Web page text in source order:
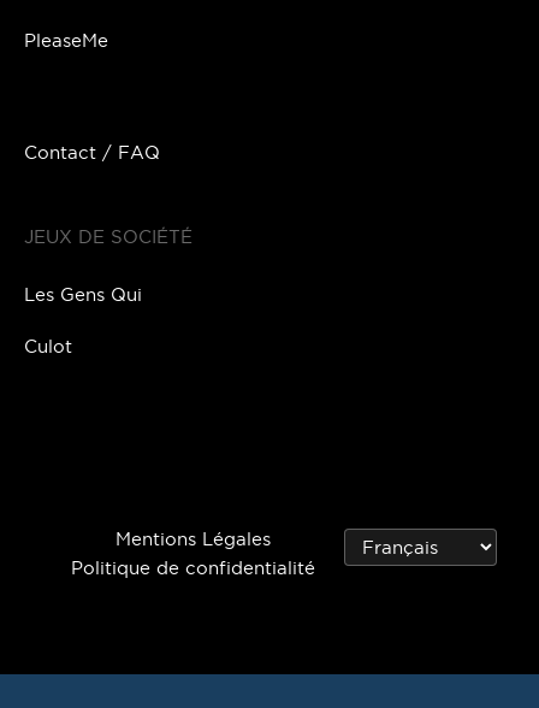
PleaseMe
Contact / FAQ
JEUX DE SOCIÉTÉ
Les Gens Qui
Culot
Mentions Légales
Politique de confidentialité